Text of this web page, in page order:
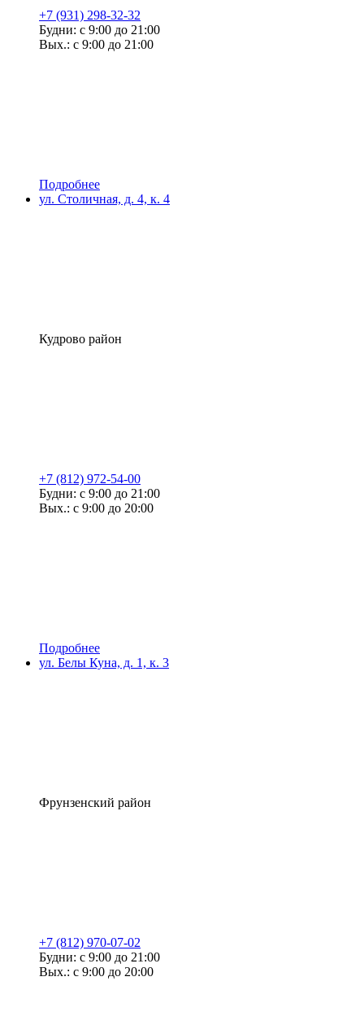
+7 (931) 298-32-32
Будни: с 9:00 до 21:00
Вых.: с 9:00 до 21:00
Подробнее
ул. Столичная, д. 4, к. 4
Кудрово район
+7 (812) 972-54-00
Будни: с 9:00 до 21:00
Вых.: с 9:00 до 20:00
Подробнее
ул. Белы Куна, д. 1, к. 3
Фрунзенский район
+7 (812) 970-07-02
Будни: с 9:00 до 21:00
Вых.: с 9:00 до 20:00